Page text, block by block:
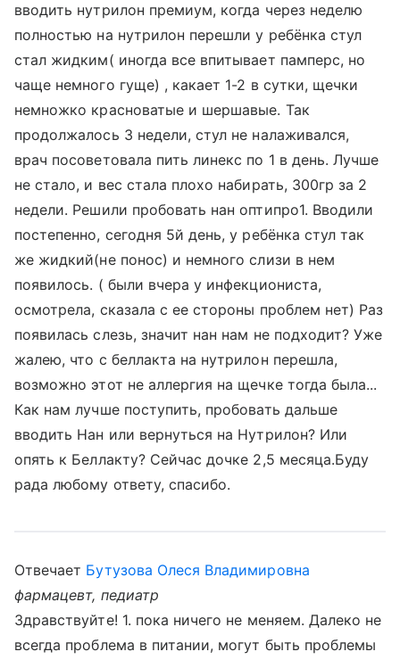
вводить нутрилон премиум, когда через неделю
полностью на нутрилон перешли у ребёнка стул
стал жидким( иногда все впитывает памперс, но
чаще немного гуще) , какает 1-2 в сутки, щечки
немножко красноватые и шершавые. Так
продолжалось 3 недели, стул не налаживался,
врач посоветовала пить линекс по 1 в день. Лучше
не стало, и вес стала плохо набирать, 300гр за 2
недели. Решили пробовать нан оптипро1. Вводили
постепенно, сегодня 5й день, у ребёнка стул так
же жидкий(не понос) и немного слизи в нем
появилось. ( были вчера у инфекциониста,
осмотрела, сказала с ее стороны проблем нет) Раз
появилась слезь, значит нан нам не подходит? Уже
жалею, что с беллакта на нутрилон перешла,
возможно этот не аллергия на щечке тогда была...
Как нам лучше поступить, пробовать дальше
вводить Нан или вернуться на Нутрилон? Или
опять к Беллакту? Сейчас дочке 2,5 месяца.Буду
рада любому ответу, спасибо.
Отвечает Бутузова Олеся Владимировна
фармацевт, педиатр
Здравствуйте! 1. пока ничего не меняем. Далеко не
всегда проблема в питании, могут быть проблемы